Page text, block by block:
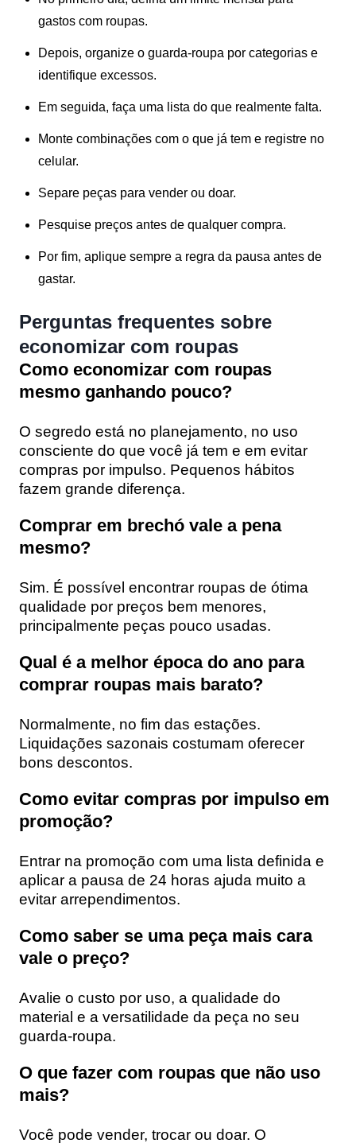
gastos com roupas.
Depois, organize o guarda-roupa por categorias e
identifique excessos.
Em seguida, faça uma lista do que realmente falta.
Monte combinações com o que já tem e registre no
celular.
Separe peças para vender ou doar.
Pesquise preços antes de qualquer compra.
Por fim, aplique sempre a regra da pausa antes de
gastar.
Perguntas frequentes sobre
economizar com roupas
Como economizar com roupas
mesmo ganhando pouco?
O segredo está no planejamento, no uso
consciente do que você já tem e em evitar
compras por impulso. Pequenos hábitos
fazem grande diferença.
Comprar em brechó vale a pena
mesmo?
Sim. É possível encontrar roupas de ótima
qualidade por preços bem menores,
principalmente peças pouco usadas.
Qual é a melhor época do ano para
comprar roupas mais barato?
Normalmente, no fim das estações.
Liquidações sazonais costumam oferecer
bons descontos.
Como evitar compras por impulso em
promoção?
Entrar na promoção com uma lista definida e
aplicar a pausa de 24 horas ajuda muito a
evitar arrependimentos.
Como saber se uma peça mais cara
vale o preço?
Avalie o custo por uso, a qualidade do
material e a versatilidade da peça no seu
guarda-roupa.
O que fazer com roupas que não uso
mais?
Você pode vender, trocar ou doar. O